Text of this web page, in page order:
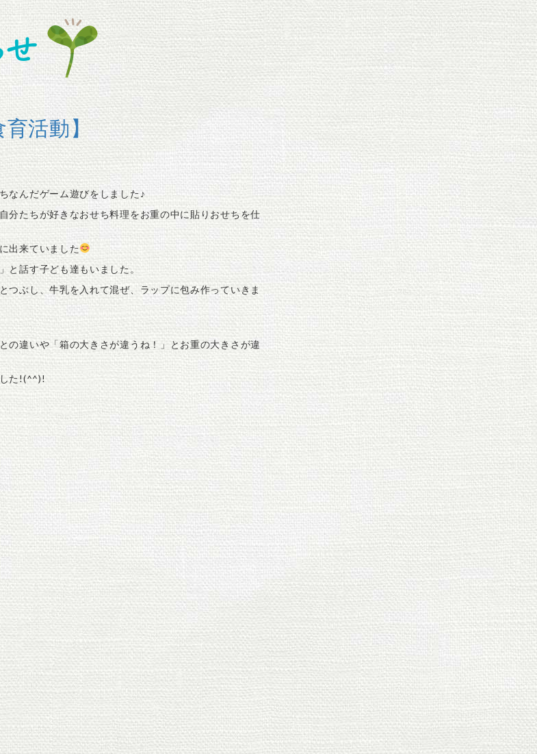
せ
活動】
なんだゲーム遊びをしました♪
分たちが好きなおせち料理をお重の中に貼りおせちを仕
出来ていました
と話す子ども達もいました。
ぶし、牛乳を入れて混ぜ、ラップに包み作っていきま
の違いや「箱の大きさが違うね！」とお重の大きさが違
した!(^^)!